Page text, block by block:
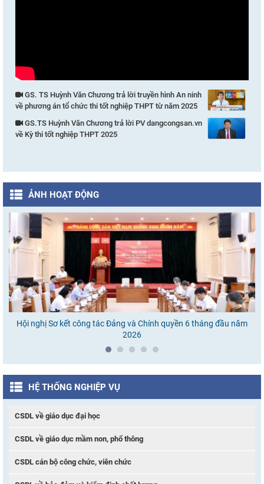
GS. TS Huỳnh Văn Chương trả lời truyền hình An ninh
về phương án tổ chức thi tốt nghiệp THPT từ năm 2025
GS.TS Huỳnh Văn Chương trả lời PV dangcongsan.vn
về Kỳ thi tốt nghiệp THPT 2025
ẢNH HOẠT ĐỘNG
Hội nghị Sơ kết công tác Đảng và Chính quyền 6 tháng đầu năm
2026
HỆ THỐNG NGHIỆP VỤ
CSDL về giáo dục đại học
CSDL về giáo dục mầm non, phổ thông
CSDL cán bộ công chức, viên chức